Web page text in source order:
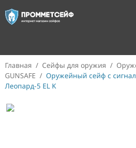
Главная / Сейфы для оружия /
GUNSAFE / Оружейный сейф с
Леопард-5 EL K